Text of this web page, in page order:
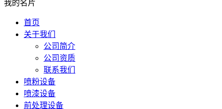
我的名片
首页
关于我们
公司简介
公司资质
联系我们
喷粉设备
喷漆设备
前处理设备